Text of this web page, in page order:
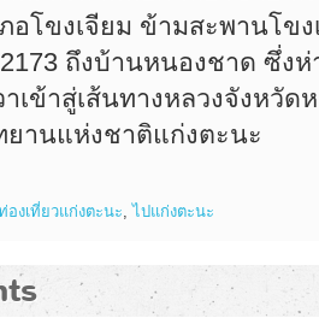
อโขงเจียม ข้ามสะพานโข
ถึงบ้านหนองชาด ซึ่งห่
าเข้าสู่เส้นทางหลวงจังหวัด
ยานแห่งชาติแก่งตะนะ
องเที่ยวแก่งตะนะ,ไปแก่งตะนะ